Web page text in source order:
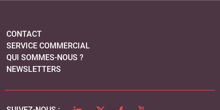
CONTACT
SERVICE COMMERCIAL
QUI SOMMES-NOUS ?
NEWSLETTERS